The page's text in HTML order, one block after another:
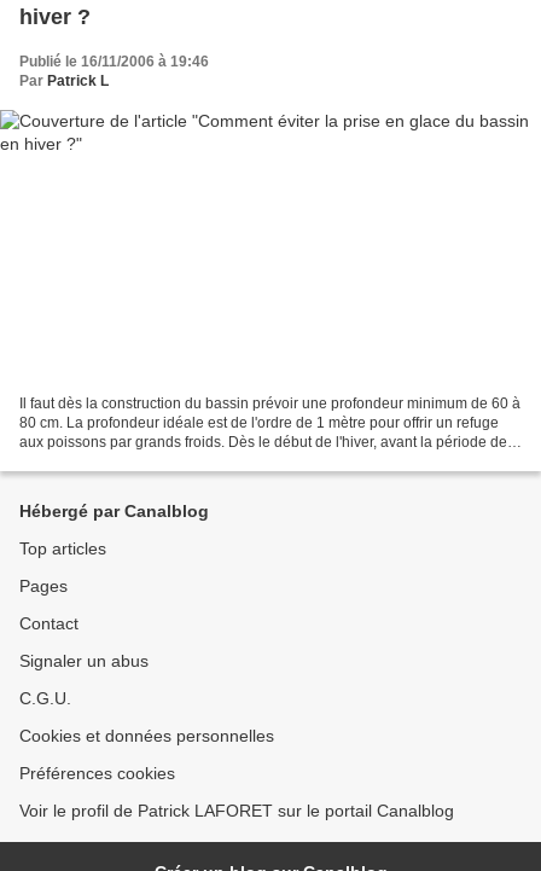
hiver ?
Publié le 16/11/2006 à 19:46
Par Patrick L
Il faut dès la construction du bassin prévoir une profondeur minimum de 60 à
80 cm. La profondeur idéale est de l'ordre de 1 mètre pour offrir un refuge
aux poissons par grands froids. Dès le début de l'hiver, avant la période de
Hébergé par Canalblog
Top articles
Pages
Contact
Signaler un abus
C.G.U.
Cookies et données personnelles
Préférences cookies
Voir le profil de Patrick LAFORET sur le portail Canalblog